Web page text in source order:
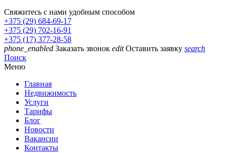
Свяжитесь с нами удобным способом
+375 (29) 684-69-17
+375 (29) 702-16-91
+375 (17) 377-28-58
phone_enabled Заказать звонок edit Оставить заявку search
Поиск
Меню
Главная
Недвижимость
Услуги
Тарифы
Блог
Новости
Вакансии
Контакты